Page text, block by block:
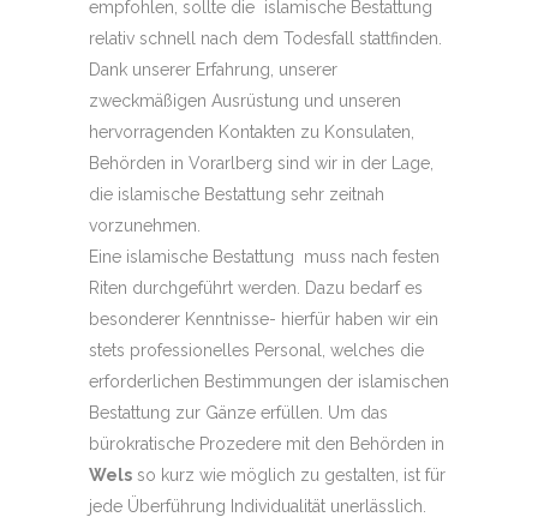
empfohlen, sollte die islamische Bestattung
relativ schnell nach dem Todesfall stattfinden.
Dank unserer Erfahrung, unserer
zweckmäßigen Ausrüstung und unseren
hervorragenden Kontakten zu Konsulaten,
Behörden in Vorarlberg sind wir in der Lage,
die islamische Bestattung sehr zeitnah
vorzunehmen.
Eine islamische Bestattung muss nach festen
Riten durchgeführt werden. Dazu bedarf es
besonderer Kenntnisse- hierfür haben wir ein
stets professionelles Personal, welches die
erforderlichen Bestimmungen der islamischen
Bestattung zur Gänze erfüllen. Um das
bürokratische Prozedere mit den Behörden in
Wels so kurz wie möglich zu gestalten, ist für
jede Überführung Individualität unerlässlich.